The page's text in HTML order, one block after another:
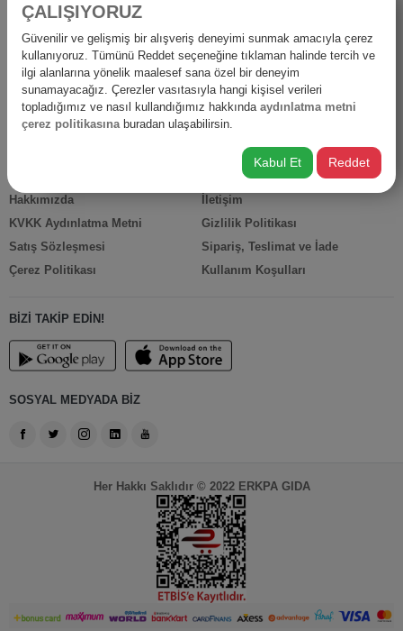
İş Yerine Özel
Oto-Yapı-Bahçe
Hediyelik Ürünler
Diğer Ürünler
İsraf
Hakkımızda
KVKK Aydınlatma Metni
Satış Sözleşmesi
Çerez Politikası
İletişim
Gizlilik Politikası
Sipariş, Teslimat ve İade
Kullanım Koşulları
BİZİ TAKİP EDİN!
SOSYAL MEDYADA BİZ
Her Hakkı Saklıdır © 2022 ERKPA GIDA
ÇALIŞIYORUZ
Güvenilir ve gelişmiş bir alışveriş deneyimi sunmak amacıyla çerez
kullanıyoruz. Tümünü Reddet seçeneğine tıklaman halinde tercih ve
ilgi alanlarına yönelik maalesef sana özel bir deneyim
sunamayacağız. Çerezler vasıtasıyla hangi kişisel verileri
topladığımız ve nasıl kullandığımız hakkında aydınlatma metni
çerez politikasına buradan ulaşabilirsin.
Kabul Et Reddet